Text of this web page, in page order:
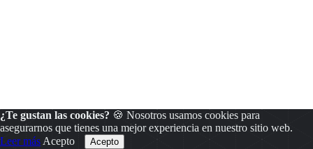
¿Te gustan las cookies? 🍪 Nosotros usamos cookies para
asegurarnos que tienes una mejor experiencia en nuestro sitio web.
Leer más Acepto